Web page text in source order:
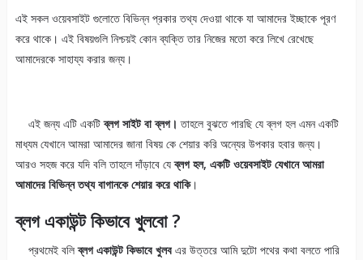
এই সকল ওয়েবসাইট গুলোতে বিভিন্ন প্রকার তথ্য দেওয়া থাকে যা আমাদের ইচ্ছাকে পূরণ
করে থাকে। এই বিষয়গুলি নিশ্চয়ই কোন ব্যক্তি তার নিজের মতো করে লিখে রেখেছে
আমাদেরকে সাহায্য করার জন্য।
এই জন্য এটি একটিব্লগ সাইট বা ব্লগ। তাহলে বুঝতে পারছি যে ব্লগ হল এমন একটি
মাধ্যম যেখানে আমরা আমাদের জানা বিষয় কে শেয়ার করি অন্যের উপকার হবার জন্য।
আরও সহজ করে যদি বলি তাহলে দাঁড়াবে যেব্লগ হল, একটি ওয়েবসাইট যেখানে আমরা
আমাদের বিভিন্ন তথ্য বাগানকে শেয়ার করে থাকি।
ব্লগ একাউন্ট কিভাবে খুলবো ?
প্রথমেই বলিব্লগ একাউন্ট কিভাবে খুলবএর উত্তরে আমি দুটো পথের কথা বলতে পারি